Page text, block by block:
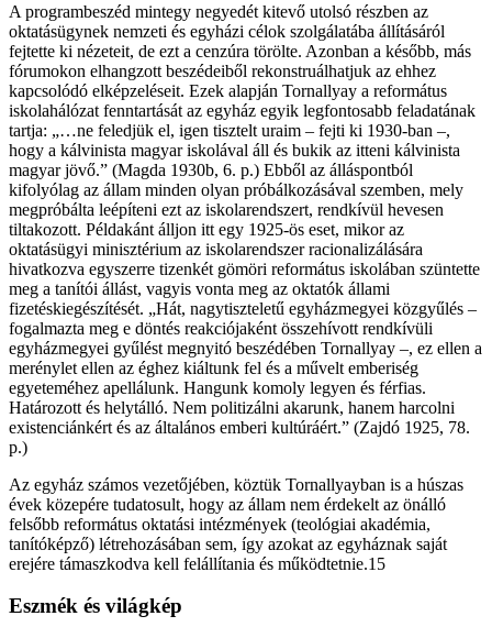
A programbeszéd mintegy negyedét kitevő utolsó részben az
oktatásügynek nemzeti és egyházi célok szolgálatába állításáról
fejtette ki nézeteit, de ezt a cenzúra törölte. Azonban a később, más
fórumokon elhangzott beszédeiből rekonstruálhatjuk az ehhez
kapcsolódó elképzeléseit. Ezek alapján Tornallyay a református
iskolahálózat fenntartását az egyház egyik legfontosabb feladatának
tartja: „…ne feledjük el, igen tisztelt uraim – fejti ki 1930-ban –,
hogy a kálvinista magyar iskolával áll és bukik az itteni kálvinista
magyar jövő.” (Magda 1930b, 6. p.) Ebből az álláspontból
kifolyólag az állam minden olyan próbálkozásával szemben, mely
megpróbálta leépíteni ezt az iskolarendszert, rendkívül hevesen
tiltakozott. Példakánt álljon itt egy 1925-ös eset, mikor az
oktatásügyi minisztérium az iskolarendszer racionalizálására
hivatkozva egyszerre tizenkét gömöri református iskolában szüntette
meg a tanítói állást, vagyis vonta meg az oktatók állami
fizetéskiegészítését. „Hát, nagytiszteletű egyházmegyei közgyűlés –
fogalmazta meg e döntés reakciójaként összehívott rendkívüli
egyházmegyei gyűlést megnyitó beszédében Tornallyay –, ez ellen a
merénylet ellen az éghez kiáltunk fel és a művelt emberiség
egyeteméhez apellálunk. Hangunk komoly legyen és férfias.
Határozott és helytálló. Nem politizálni akarunk, hanem harcolni
existenciánkért és az általános emberi kultúráért.” (Zajdó 1925, 78.
p.)
Az egyház számos vezetőjében, köztük Tornallyayban is a húszas
évek közepére tudatosult, hogy az állam nem érdekelt az önálló
felsőbb református oktatási intézmények (teológiai akadémia,
tanítóképző) létrehozásában sem, így azokat az egyháznak saját
erejére támaszkodva kell felállítania és működtetnie.15
Eszmék és világkép